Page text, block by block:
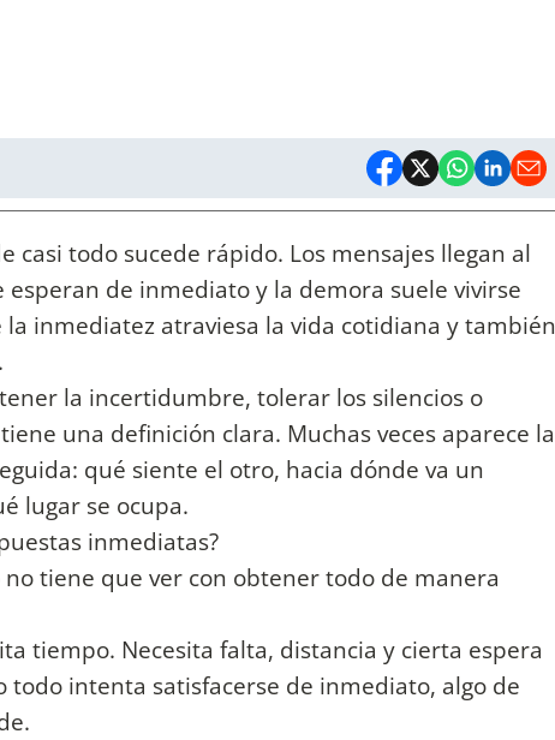
casi todo sucede rápido. Los mensajes llegan al
esperan de inmediato y la demora suele vivirse
la inmediatez atraviesa la vida cotidiana y también
la incertidumbre, tolerar los silencios o
una definición clara. Muchas veces aparece la
qué siente el otro, hacia dónde va un
lugar se ocupa.
inmediatas?
tiene que ver con obtener todo de manera
tiempo. Necesita falta, distancia y cierta espera
intenta satisfacerse de inmediato, algo de